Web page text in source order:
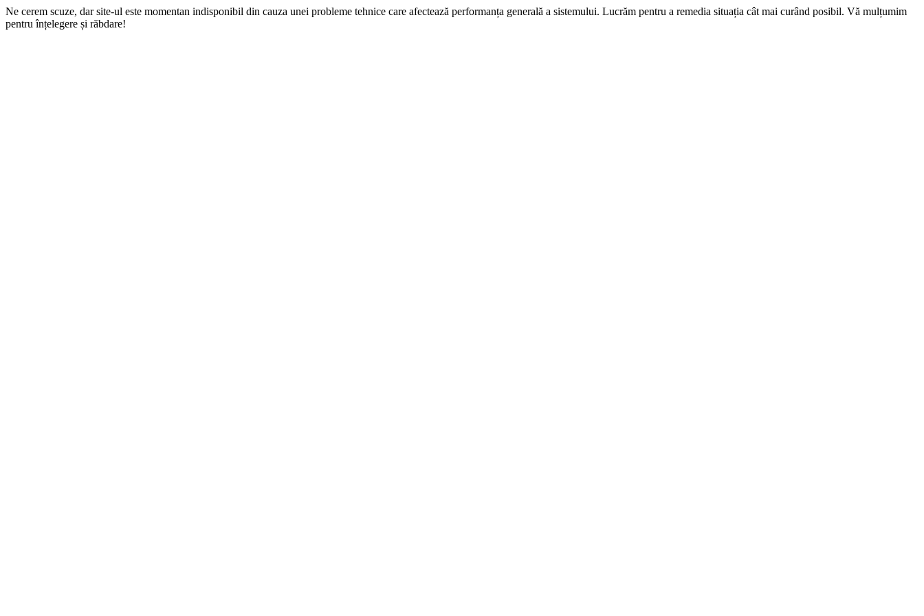
Ne cerem scuze, dar site-ul este momentan indisponibil din cauza unei probleme tehnice care afectează performanța generală a sistemului. Lucrăm pentru a remedia situația cât mai curând posibil. Vă mulțumim
pentru înțelegere și răbdare!